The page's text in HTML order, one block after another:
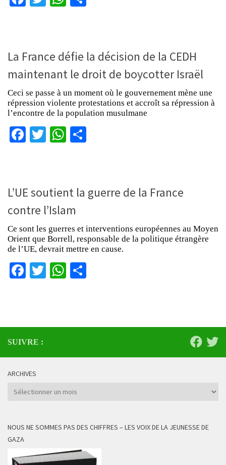
La France défie la décision de la CEDH
maintenant le droit de boycotter Israël
Ceci se passe à un moment où le gouvernement mène une
répression violente protestations et accroît sa répression à
l’encontre de la population musulmane
Facebook
TwitterWhatsApp
L’UE soutient la guerre de la France
contre l’Islam
Ce sont les guerres et interventions européennes au Moyen
Orient que Borrell, responsable de la politique étrangère
de l’UE, devrait mettre en cause.
Facebook
TwitterWhatsApp
SUIVRE :
ARCHIVES
Archives
NOUS NE SOMMES PAS DES CHIFFRES – LES VOIX DE LA JEUNESSE DE
GAZA